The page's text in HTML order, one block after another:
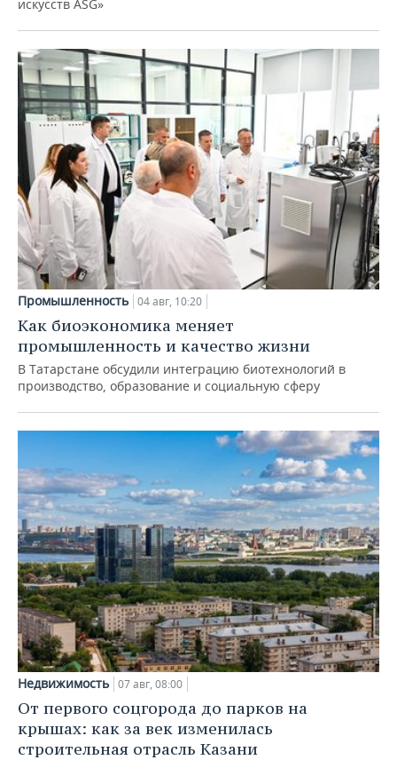
искусств ASG»
Промышленность 04 авг, 10:20
Как биоэкономика меняет
промышленность и качество жизни
В Татарстане обсудили интеграцию биотехнологий в
производство, образование и социальную сферу
Недвижимость 07 авг, 08:00
От первого соцгорода до парков на
крышах: как за век изменилась
строительная отрасль Казани